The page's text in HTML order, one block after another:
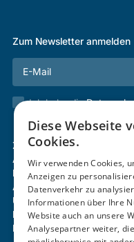
Zum Newsletter anmelden
Ich habe die
Zertifizierung & Verifikation
Akademie
Mitgliedschaft
Aktivitäten
Über uns
Login
Kontakt
Diese Webseite
Cookies.
Wir verwenden Cookies,
Anzeigen zu
Datenverkehr zu
Informationen über Ihre
Website auch an unsere
Analysepartner weiter,